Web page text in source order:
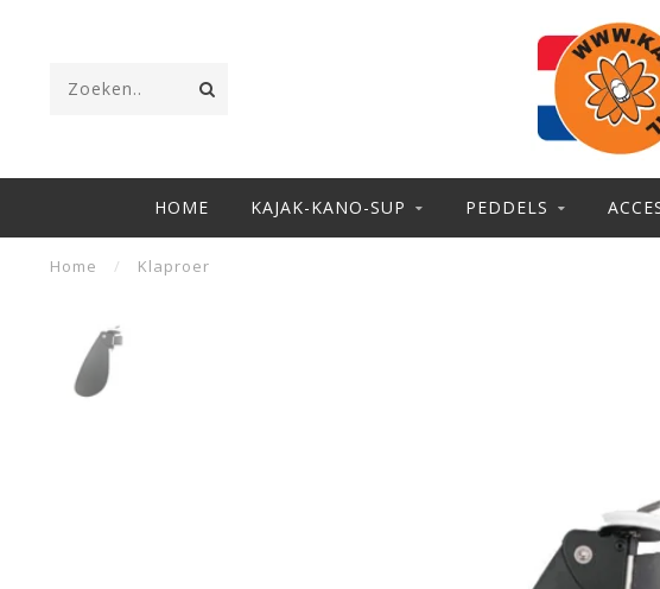
HOME KAJAK-KANO-SUP PEDDELS
Home / Klaproer